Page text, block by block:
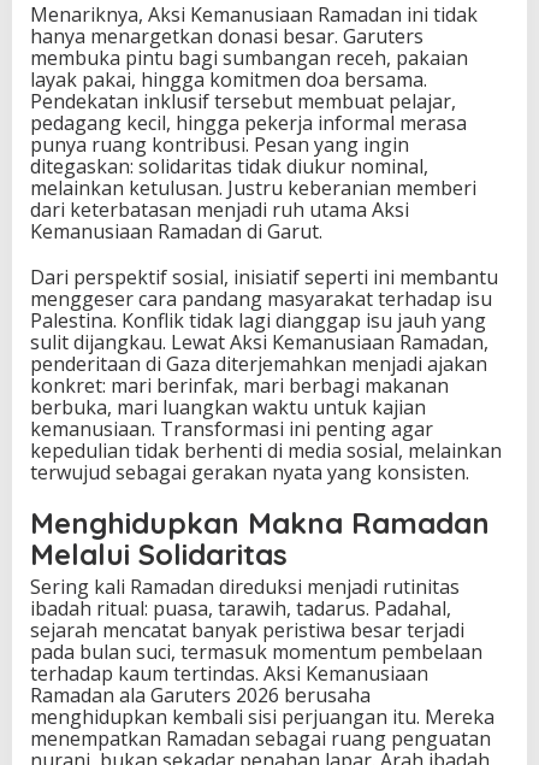
Menariknya, Aksi Kemanusiaan Ramadan ini tidak
hanya menargetkan donasi besar. Garuters
membuka pintu bagi sumbangan receh, pakaian
layak pakai, hingga komitmen doa bersama.
Pendekatan inklusif tersebut membuat pelajar,
pedagang kecil, hingga pekerja informal merasa
punya ruang kontribusi. Pesan yang ingin
ditegaskan: solidaritas tidak diukur nominal,
melainkan ketulusan. Justru keberanian memberi
dari keterbatasan menjadi ruh utama Aksi
Kemanusiaan Ramadan di Garut.
Dari perspektif sosial, inisiatif seperti ini membantu
menggeser cara pandang masyarakat terhadap isu
Palestina. Konflik tidak lagi dianggap isu jauh yang
sulit dijangkau. Lewat Aksi Kemanusiaan Ramadan,
penderitaan di Gaza diterjemahkan menjadi ajakan
konkret: mari berinfak, mari berbagi makanan
berbuka, mari luangkan waktu untuk kajian
kemanusiaan. Transformasi ini penting agar
kepedulian tidak berhenti di media sosial, melainkan
terwujud sebagai gerakan nyata yang konsisten.
Menghidupkan Makna Ramadan
Melalui Solidaritas
Sering kali Ramadan direduksi menjadi rutinitas
ibadah ritual: puasa, tarawih, tadarus. Padahal,
sejarah mencatat banyak peristiwa besar terjadi
pada bulan suci, termasuk momentum pembelaan
terhadap kaum tertindas. Aksi Kemanusiaan
Ramadan ala Garuters 2026 berusaha
menghidupkan kembali sisi perjuangan itu. Mereka
menempatkan Ramadan sebagai ruang penguatan